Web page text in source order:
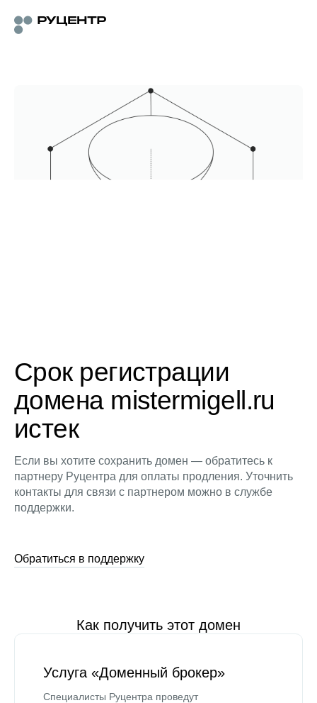
Срок регистрации
домена mistermigell.ru
истек
Если вы хотите сохранить домен — обратитесь к
партнеру Руцентра для оплаты продления. Уточнить
контакты для связи с партнером можно в службе
поддержки.
Обратиться в поддержку
Как получить этот домен
Услуга «Доменный брокер»
Специалисты Руцентра проведут